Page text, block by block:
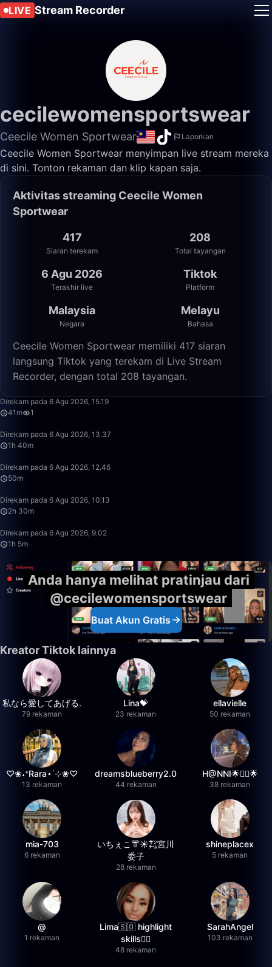
LIVE Stream Recorder
cecilewomensportswear
Ceecile Women Sportwear Laporkan
Ceecile Women Sportwear menyimpan live stream mereka
di sini. Tonton rekaman dan klip kapan saja.
Aktivitas streaming Ceecile Women
Sportwear
417
Siaran terekam
208
Total tayangan
6 Agu 2026
Terakhir live
Tiktok
Platform
Malaysia
Negara
Melayu
Bahasa
Ceecile Women Sportwear memiliki 417 siaran
langsung Tiktok yang terekam di Live Stream
Recorder, dengan total 208 tayangan.
Direkam pada 6 Agu 2026, 15.19
41m
1
Direkam pada 6 Agu 2026, 13.37
1h 40m
Direkam pada 6 Agu 2026, 12.46
50m
Direkam pada 6 Agu 2026, 10.13
2h 30m
Direkam pada 6 Agu 2026, 9.02
1h 5m
Anda hanya melihat pratinjau dari
@cecilewomensportswear
Buat Akun Gratis
Kreator Tiktok lainnya
私なら愛してあげる.
79 rekaman
Lina💝
23 rekaman
ellavielle
50 rekaman
♡❀˖⁺Rara⋆˙⊹❀♡
13 rekaman
dreamsblueberry2.0
44 rekaman
H@NNI🌟❤️‍🔥🌟
38 rekaman
mia-703
6 rekaman
いちぇこ👘☀️㌠宮川
委子
28 rekaman
shineplacex
5 rekaman
@
1 rekaman
Lima🇸🇴 highlight
skills✌🏽
48 rekaman
SarahAngel
103 rekaman